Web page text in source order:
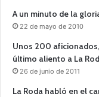
A un minuto de la
22 de mayo de 2010
Unos 200
último aliento a La
26 de junio de 2011
La Roda habló en el